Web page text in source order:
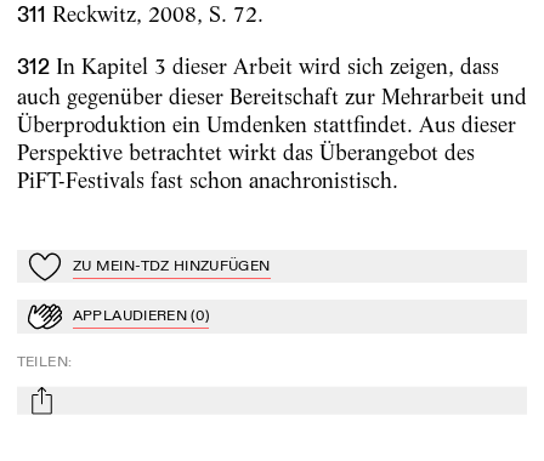
311 Reckwitz, 2008, S. 72.
312In Kapitel 3 dieser Arbeit wird sich zeigen, dass
auch gegenüber dieser Bereitschaft zur Mehrarbeit und
Überproduktion ein Umdenken stattfindet. Aus dieser
Perspektive betrachtet wirkt das Überangebot des
PiFT-Festivals fast schon anachronistisch.
Zu Mein-TdZ hinzufügen
ZU MEIN-TDZ HINZUFÜGEN
ApplaudierenAPPLAUDIEREN (0)
TEILEN:
mail